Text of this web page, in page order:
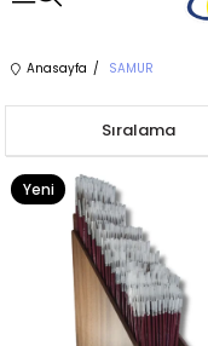
Anasayfa SAMUR
Sıralama
Yeni